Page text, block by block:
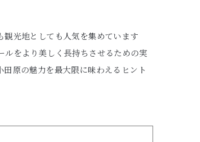
光地としても人気を集めています
をより美しく長持ちさせるための実
原の魅力を最大限に味わえるヒント